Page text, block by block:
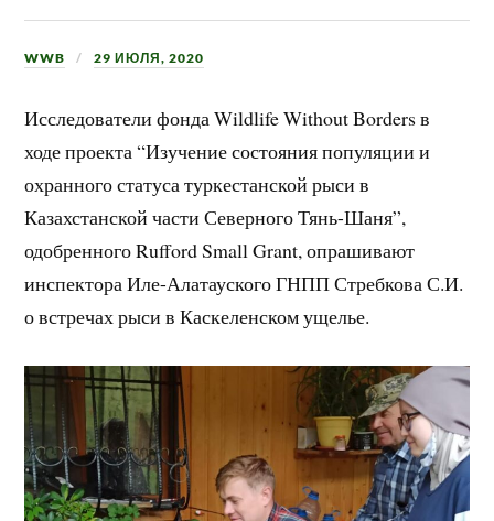
WWB 29 ИЮЛЯ, 2020
Исследователи фонда Wildlife Without Borders в
ходе проекта “Изучение состояния популяции и
охранного статуса туркестанской рыси в
Казахстанской части Северного Тянь-Шаня”,
одобренного Rufford Small Grant, опрашивают
инспектора Иле-Алатауского ГНПП Стребкова С.И.
о встречах рыси в Каскеленском ущелье.